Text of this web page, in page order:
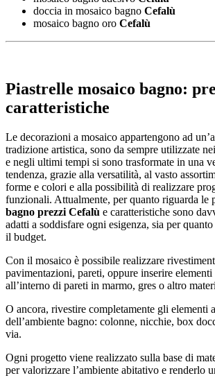
doccia in mosaico bagno Cefalù
mosaico bagno oro Cefalù
Piastrelle mosaico bagno:
caratteristiche
Le decorazioni a mosaico appartengono ad
tradizione artistica, sono da sempre utilizzate
e negli ultimi tempi si sono trasformate in una
tendenza, grazie alla versatilità, al vasto
forme e colori e alla possibilità di realizzare
funzionali. Attualmente, per quanto riguarda le
bagno prezzi Cefalù e caratteristiche sono
adatti a soddisfare ogni esigenza, sia per
il budget.
Con il mosaico è possibile realizzare
pavimentazioni, pareti, oppure inserire
all’interno di pareti in marmo, gres o altro
O ancora, rivestire completamente gli elementi
dell’ambiente bagno: colonne, nicchie, box
via.
Ogni progetto viene realizzato sulla base di
per valorizzare l’ambiente abitativo e renderlo